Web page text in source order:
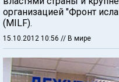
организацией "Фронт
(MILF).
15.10.2012 10:56 // В мире